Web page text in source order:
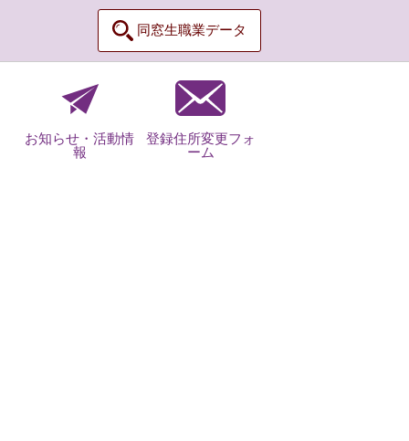
同窓生職業データ
お知らせ・活動情
報
登録住所変更フォ
ーム